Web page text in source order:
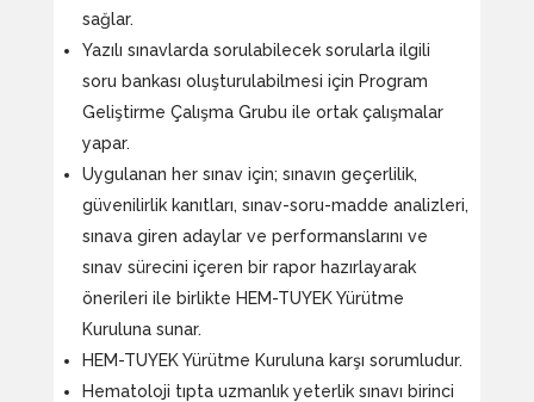
sağlar.
Yazılı sınavlarda sorulabilecek sorularla ilgili
soru bankası oluşturulabilmesi için Program
Geliştirme Çalışma Grubu ile ortak çalışmalar
yapar.
Uygulanan her sınav için; sınavın geçerlilik,
güvenilirlik kanıtları, sınav-soru-madde analizleri,
sınava giren adaylar ve performanslarını ve
sınav sürecini içeren bir rapor hazırlayarak
önerileri ile birlikte HEM-TUYEK Yürütme
Kuruluna sunar.
HEM-TUYEK Yürütme Kuruluna karşı sorumludur.
Hematoloji tıpta uzmanlık yeterlik sınavı birinci